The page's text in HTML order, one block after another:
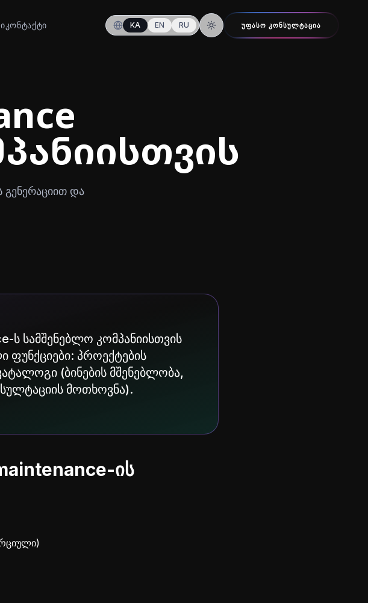
ᲙᲝᲜᲢᲐᲥᲢᲘ KA EN RU
ღამის რეჟიმზე გადართვა
ᲣᲤᲐᲡᲝ ᲙᲝᲜᲡᲣᲚᲢᲐᲪᲘᲐ
გენერაციით და
სამშენებლო კომპანიისთვის
ფუნქციები: პროექტების
(ბინების მშენებლობა,
მოთხოვნა).
ის